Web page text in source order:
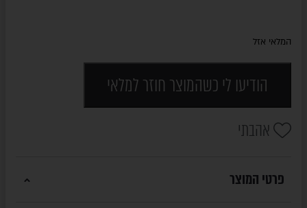
המלאי אזל
הודיעו לי כשהמוצר חוזר למלאי
אהבתי
פרטי המוצר